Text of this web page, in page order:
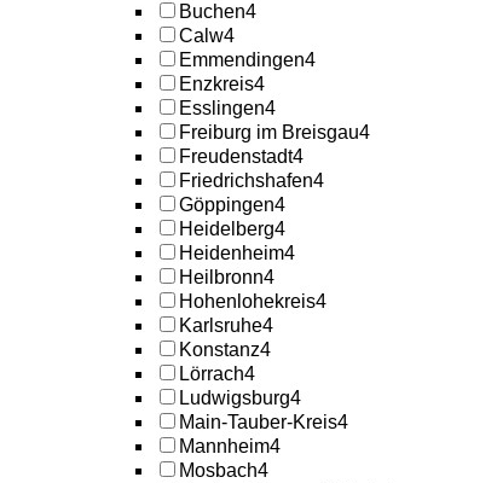
Buchen4
Calw4
Emmendingen4
Enzkreis4
Esslingen4
Freiburg im Breisgau4
Freudenstadt4
Friedrichshafen4
Göppingen4
Heidelberg4
Heidenheim4
Heilbronn4
Hohenlohekreis4
Karlsruhe4
Konstanz4
Lörrach4
Ludwigsburg4
Main-Tauber-Kreis4
Mannheim4
Mosbach4